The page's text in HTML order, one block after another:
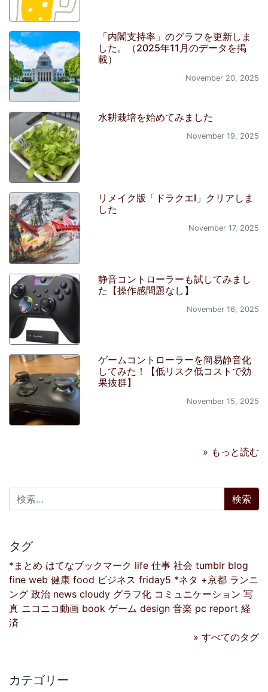
「内閣支持率」のグラフを更新しま
した。（2025年11月のデータを掲
載）
November 20, 2025
水耕栽培を始めてみました
November 19, 2025
リメイク版「ドラクエI」クリアしま
した
November 17, 2025
静音コントローラーも試してみまし
た【操作感問題なし】
November 16, 2025
ゲームコントローラーを簡易静音化
してみた！【低リスク低コストで効
果抜群】
November 15, 2025
» もっと読む
検索:
タグ
*まとめ はてなブックマーク life 仕事 社会 tumblr blog
fine web 健康 food ビジネス friday5 *ネタ +京都 ランニ
ング 政治 news cloudy グラフ化 コミュニケーション 写
真 ニコニコ動画 book ゲーム design 音楽 pc report 経
済
» すべてのタグ
カテゴリー